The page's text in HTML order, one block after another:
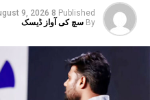
Published
8 hours ago
9, 2026
By سچ کی آواز ڈیسک